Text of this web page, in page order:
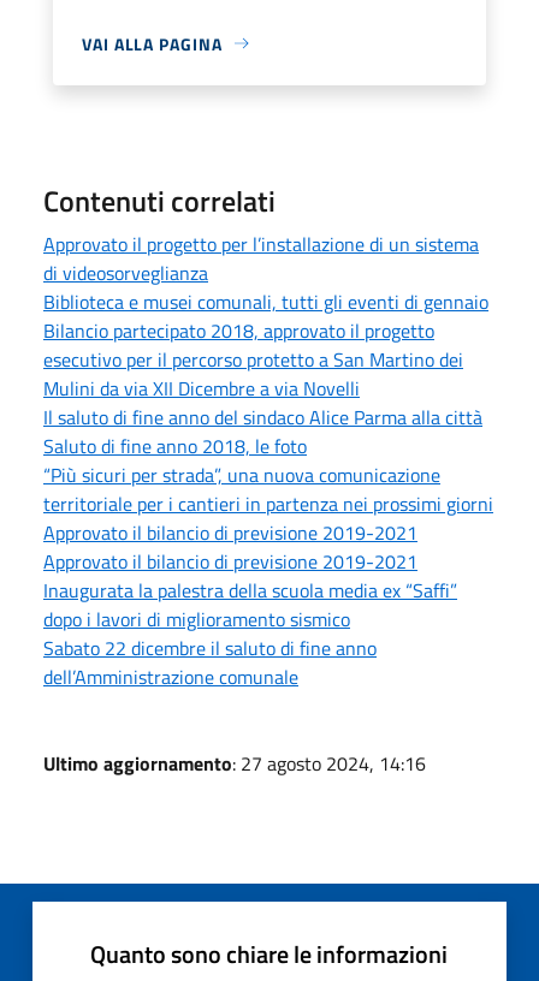
VAI ALLA PAGINA
Contenuti correlati
Approvato il progetto per l’installazione di un sistema
di videosorveglianza
Biblioteca e musei comunali, tutti gli eventi di gennaio
Bilancio partecipato 2018, approvato il progetto
esecutivo per il percorso protetto a San Martino dei
Mulini da via XII Dicembre a via Novelli
Il saluto di fine anno del sindaco Alice Parma alla città
Saluto di fine anno 2018, le foto
“Più sicuri per strada”, una nuova comunicazione
territoriale per i cantieri in partenza nei prossimi giorni
Approvato il bilancio di previsione 2019-2021
Approvato il bilancio di previsione 2019-2021
Inaugurata la palestra della scuola media ex “Saffi”
dopo i lavori di miglioramento sismico
Sabato 22 dicembre il saluto di fine anno
dell’Amministrazione comunale
Ultimo aggiornamento: 27 agosto 2024, 14:16
Quanto sono chiare le informazioni